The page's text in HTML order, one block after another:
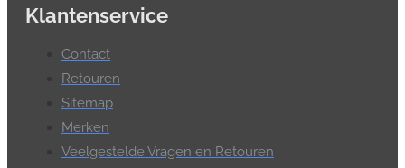
Klantenservice
Contact
Retouren
Sitemap
Merken
Veelgestelde Vragen en Retouren